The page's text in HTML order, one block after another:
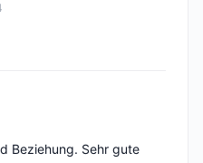
Beziehung. Sehr gute